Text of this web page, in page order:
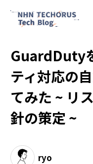
AWS
イベント
GuardDuty
ティ対応の
てみた ~ リ
針の策定 ~
ryo